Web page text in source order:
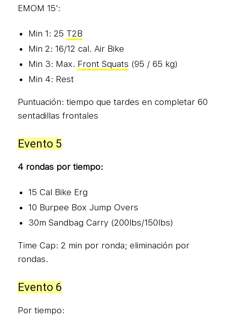
EMOM 15':
Min 1: 25 T2B
Min 2: 16/12 cal. Air Bike
Min 3: Max. Front Squats (95 / 65 kg)
Min 4: Rest
Puntuación: tiempo que tardes en completar 60
sentadillas frontales
Evento 5
4 rondas por tiempo:
15 Cal Bike Erg
10 Burpee Box Jump Overs
30m Sandbag Carry (200lbs/150lbs)
Time Cap: 2 min por ronda; eliminación por
rondas.
Evento 6
Por tiempo: